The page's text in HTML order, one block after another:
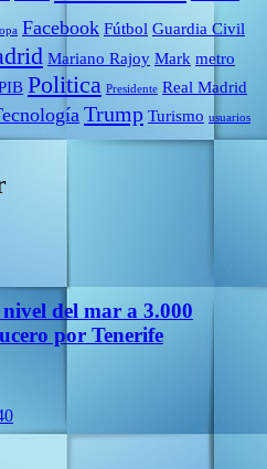
Facebook Fútbol Guardia Civil
Mariano Rajoy Mark metro
Politica Presidente Real Madrid
Trump Turismo usuarios
del mar a 3.000
por Tenerife